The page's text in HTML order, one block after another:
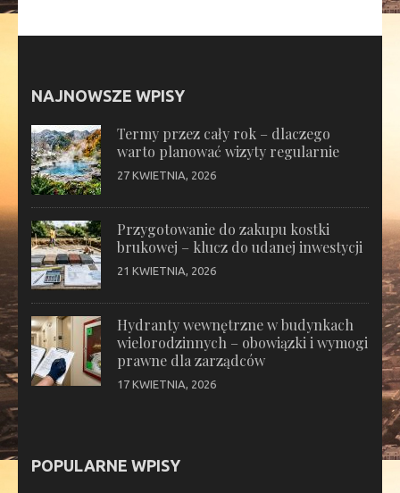
NAJNOWSZE WPISY
Termy przez cały rok – dlaczego
warto planować wizyty regularnie
27 KWIETNIA, 2026
Przygotowanie do zakupu kostki
brukowej – klucz do udanej inwestycji
21 KWIETNIA, 2026
Hydranty wewnętrzne w budynkach
wielorodzinnych – obowiązki i wymogi
prawne dla zarządców
17 KWIETNIA, 2026
POPULARNE WPISY